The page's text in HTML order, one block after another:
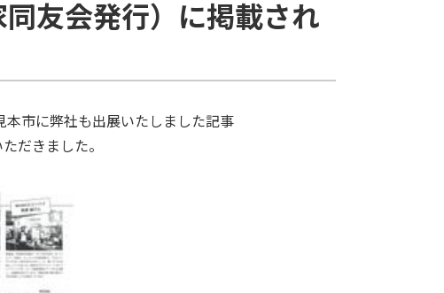
友会発行）に掲載され
市に弊社も出展いたしました記事
だきました。